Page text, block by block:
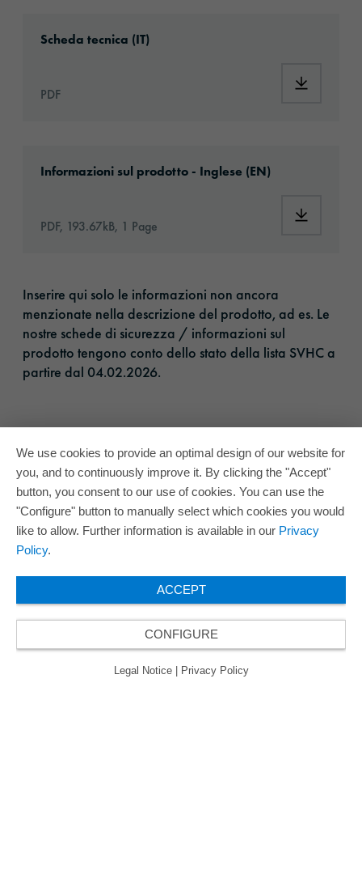
Scheda tecnica (IT)
PDF
Informazioni sul prodotto - Inglese (EN)
PDF, 193.67kB, 1 Page
Inserire qui solo le informazioni non ancora
menzionate nella descrizione del prodotto, ad es. Le
nostre schede di sicurezza / informazioni sul
prodotto tengono conto dello stato della lista SVHC a
partire dal 04.02.2026.​
We use cookies to provide an optimal design of our website for
you, and to continuously improve it. By clicking the "Accept"
button, you consent to our use of cookies. You can use the
"Configure" button to manually select which cookies you would
like to allow. Further information is available in our Privacy
Policy.
ACCEPT
CONFIGURE
Legal Notice Privacy Policy